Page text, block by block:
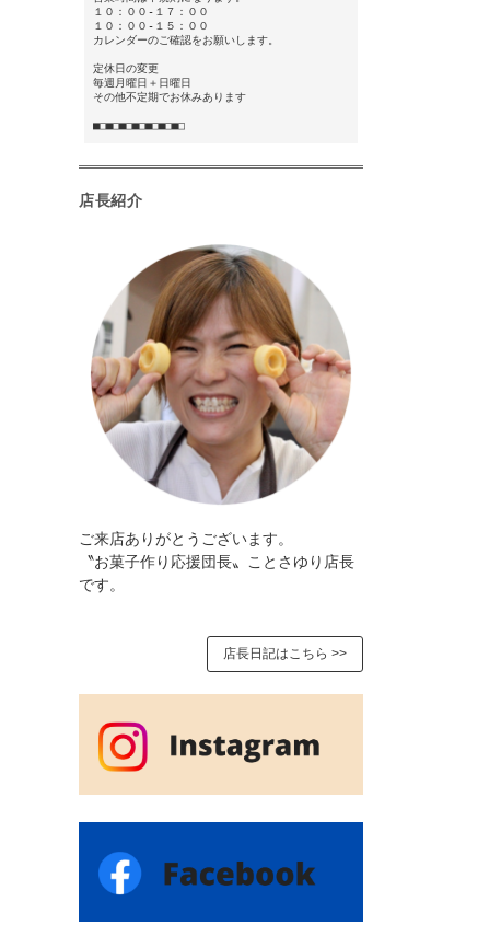
１０：００-１７：００
１０：００-１５：００
カレンダーのご確認をお願いします。
定休日の変更
毎週月曜日＋日曜日
その他不定期でお休みあります
■□■□■□■□■□■□■□
店長紹介
ご来店ありがとうございます。
〝お菓子作り応援団長〟ことさゆり店長
です。
店長日記はこちら >>